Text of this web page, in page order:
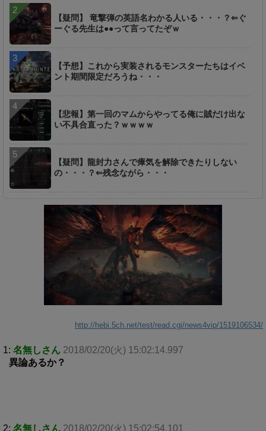
【疑問】 竜撃弾の英語名わかる人いる・・・？⇐ぐ
ーぐる先生は●●って言ってたぞｗ
【予想】これから実装されるモンスターたちはイベ
ント期間限定だろうね・・・
【悲報】第一回のマムからやってる俺に賊だけ出な
い不具合直った？ｗｗｗｗ
【疑問】龍封力さんで瘴気を解除できたりしない
の・・・？⇐残念ながら・・・
http://hebi.5ch.net/test/read.cgi/news4vip/1519106534/
1: 名無しさん 2018/02/20(火) 15:02:14.997
異論あるか？
2: 名無しさん 2018/02/20(火) 15:02:54.101